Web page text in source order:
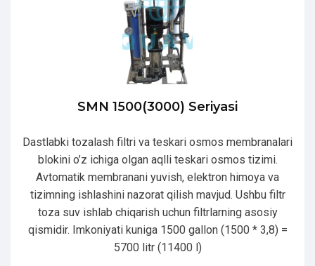
SMN 1500(3000) Seriyasi
Dastlabki tozalash filtri va teskari osmos membranalari
blokini o’z ichiga olgan aqlli teskari osmos tizimi.
Avtomatik membranani yuvish, elektron himoya va
tizimning ishlashini nazorat qilish mavjud. Ushbu filtr
toza suv ishlab chiqarish uchun filtrlarning asosiy
qismidir. Imkoniyati kuniga 1500 gallon (1500 * 3,8) =
5700 litr (11400 l)